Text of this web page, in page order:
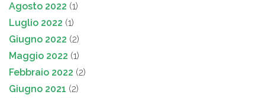
Agosto 2022 (1)
Luglio 2022 (1)
Giugno 2022 (2)
Maggio 2022 (1)
Febbraio 2022 (2)
Giugno 2021 (2)